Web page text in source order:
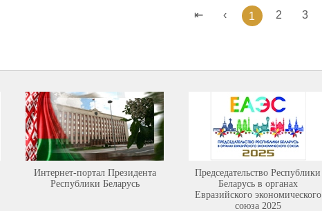
1 2 3
Интернет-портал Президента
Республики Беларусь
Председательство Республики
Беларусь в органах
Евразийского экономического
союза 2025